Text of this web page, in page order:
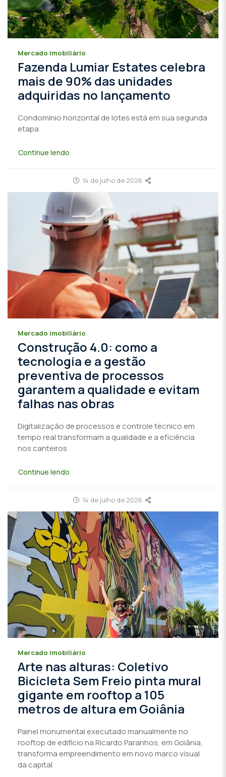
Mercado imobiliário
Fazenda Lumiar Estates celebra
mais de 90% das unidades
adquiridas no lançamento
Condomínio horizontal de lotes está em sua segunda
etapa
Continue lendo
14 de julho de 2026
Mercado imobiliário
Construção 4.0: como a
tecnologia e a gestão
preventiva de processos
garantem a qualidade e evitam
falhas nas obras
Digitalização de processos e controle técnico em
tempo real transformam a qualidade e a eficiência
nos canteiros
Continue lendo
14 de julho de 2026
Mercado imobiliário
Arte nas alturas: Coletivo
Bicicleta Sem Freio pinta mural
gigante em rooftop a 105
metros de altura em Goiânia
Painel monumental executado manualmente no
rooftop de edifício na Ricardo Paranhos, em Goiânia,
transforma empreendimento em novo marco visual
da capital